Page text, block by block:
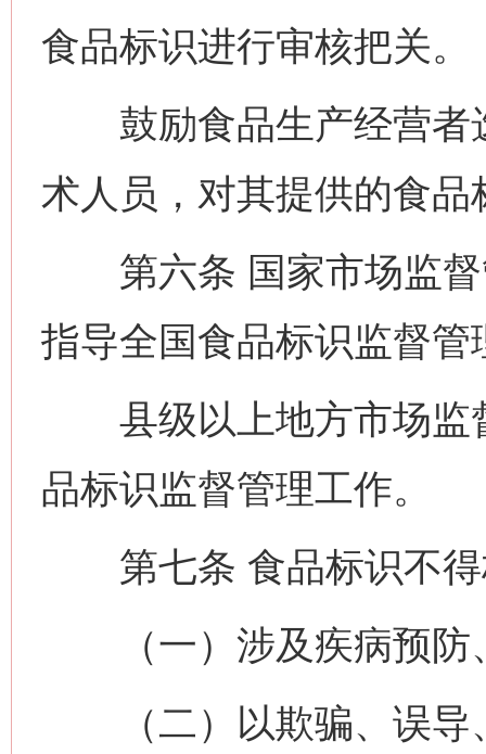
食品标识进行审核把关。
鼓励食品生产经营者
术人员，对其提供的食
第六条 国家市场监督
指导全国食品标识监督管
县级以上地方市场监
品标识监督管理工作。
第七条 食品标识不得
（一）涉及疾病预防
（二）以欺骗、误导